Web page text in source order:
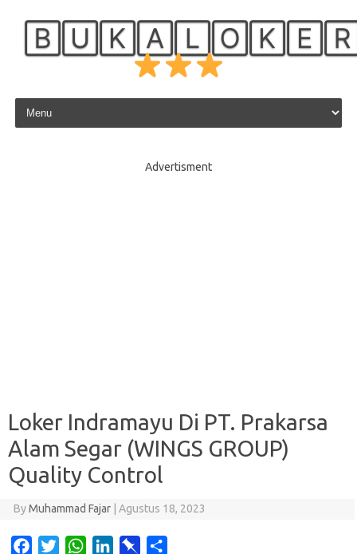
Skip to content
Advertisment
Loker Indramayu Di PT. Prakarsa
Alam Segar (WINGS GROUP)
Quality Control
ByMuhammad Fajar Agustus 18, 2023
W